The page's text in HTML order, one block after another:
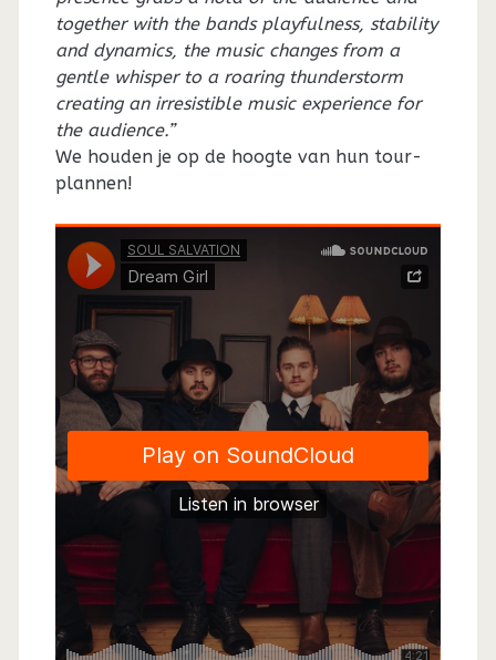
together with the bands playfulness, stability
and dynamics, the music changes from a
gentle whisper to a roaring thunderstorm
creating an irresistible music experience for
the audience.”
We houden je op de hoogte van hun tour-
plannen!